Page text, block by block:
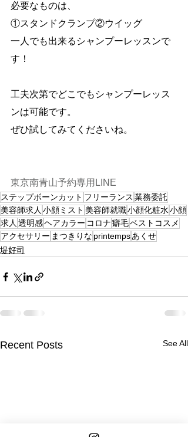
必要なものは、
①スタンドクランプ②ウイッグ
一人でも出来るシャンプーレッスンで
す！
工夫次第でどこでもシャンプーレッス
ンは可能です。
ぜひ試してみてくださいね。
東京南青山予約専用LINE
ステップボーンカット フリーランス 業務委託
美容師求人 小顔ミスト 美容師就職小顔化粧水小顔
求人 透明感ヘアカラー コロナ癖毛ベストコスメ
アクセサリー まつきりな printempsあくせ
堤好司
Recent Posts See All